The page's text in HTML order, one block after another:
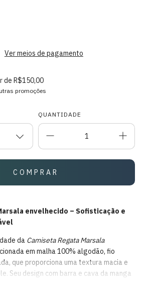
Ver meios de pagamento
deR$150,00
promoções
QUANTIDADE
envelhecido – Sofisticação e
da Camiseta Regata Marsala
em malha 100% algodão, fio
que proporciona uma textura macia e
Seu design com barra e cava da manga